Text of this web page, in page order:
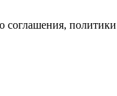
соглашения,